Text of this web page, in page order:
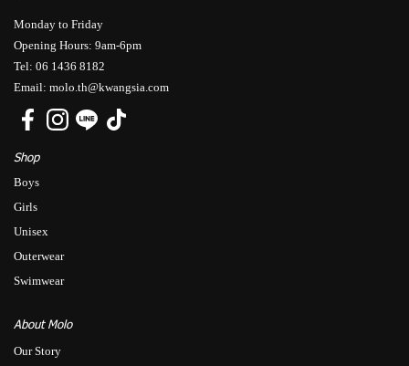
Monday to Friday
Opening Hours: 9am-6pm
Tel: 06 1436 8182
Email: molo.th@kwangsia.com
Shop
Boys
Girls
Unisex
Outerwear
Swimwear
About Molo
Our Story